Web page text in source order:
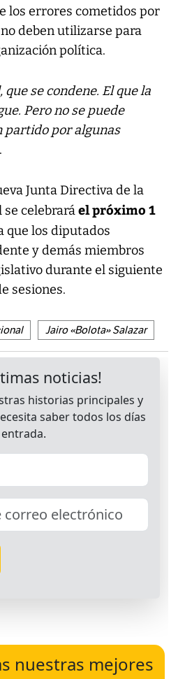
los errores cometidos por
deben utilizarse para
política.
que se condene. El que la
Pero no se puede
partido por algunas
Junta Directiva de la
celebraráel próximo 1
que los diputados
y demás miembros
durante el siguiente
sesiones.
Jairo «Bolota» Salazar
nuestras mejores